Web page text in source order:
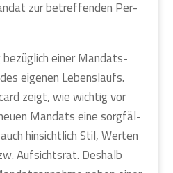
zur betref­fen­den Per­
bezüg­lich einer Man­dats­
eige­nen Lebens­laufs.
zeigt, wie wich­tig vor
Man­dats eine sorg­fäl­
hin­sicht­lich Stil, Wer­ten
Auf­sichts­rat. Des­halb